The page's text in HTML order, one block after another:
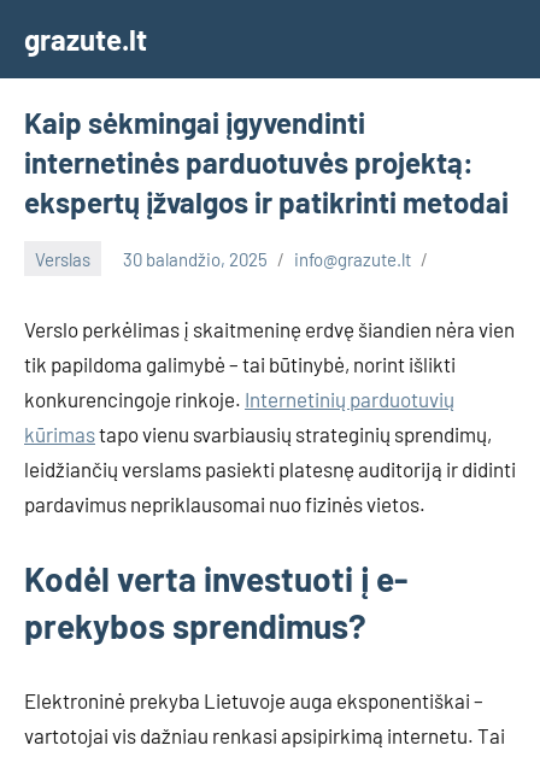
content
grazute.lt
Kaip sėkmingai įgyvendinti
internetinės parduotuvės projektą:
ekspertų įžvalgos ir patikrinti metodai
Verslas 30 balandžio, 2025 info@grazute.lt
Verslo perkėlimas į skaitmeninę erdvę šiandien nėra vien
tik papildoma galimybė – tai būtinybė, norint išlikti
konkurencingoje rinkoje. Internetinių parduotuvių
kūrimastapo vienu svarbiausių strateginių sprendimų,
leidžiančių verslams pasiekti platesnę auditoriją ir didinti
pardavimus nepriklausomai nuo fizinės vietos.
Kodėl verta investuoti į e-
prekybos sprendimus?
Elektroninė prekyba Lietuvoje auga eksponentiškai –
vartotojai vis dažniau renkasi apsipirkimą internetu. Tai